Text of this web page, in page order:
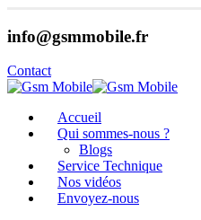
info@gsmmobile.fr
Contact
Accueil
Qui sommes-nous ?
Blogs
Service Technique
Nos vidéos
Envoyez-nous